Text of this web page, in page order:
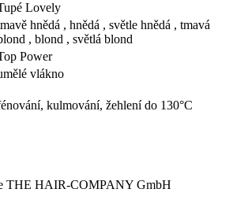
Lovely
hnědá , hnědá , světle hnědá , tmavá
, blond , světlá blond
Power
vlákno
kulmování, žehlení do 130°C
THE HAIR‑COMPANY GmbH